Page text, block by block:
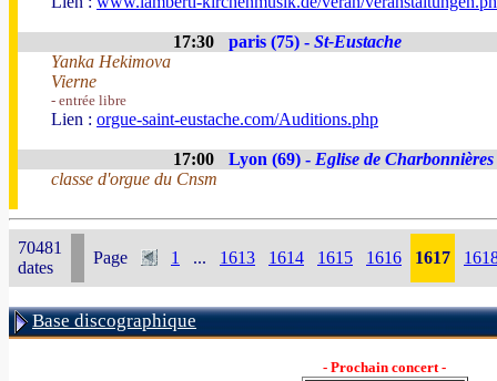
17:30 paris (75) - St-Eustache
Yanka Hekimova
Vierne
- entrée libre
Lien : orgue-saint-eustache.com/Auditions.php
17:00 Lyon (69) - Eglise de Charbonnières
classe d'orgue du Cnsm
70481
dates
Page 1 ... 1613 1614 1615 1616 1617
Base discographique
- Prochain concert -